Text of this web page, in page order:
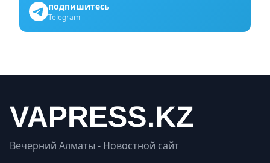
подпишитесь
Telegram
Вечерний Алматы - Новостной сайт